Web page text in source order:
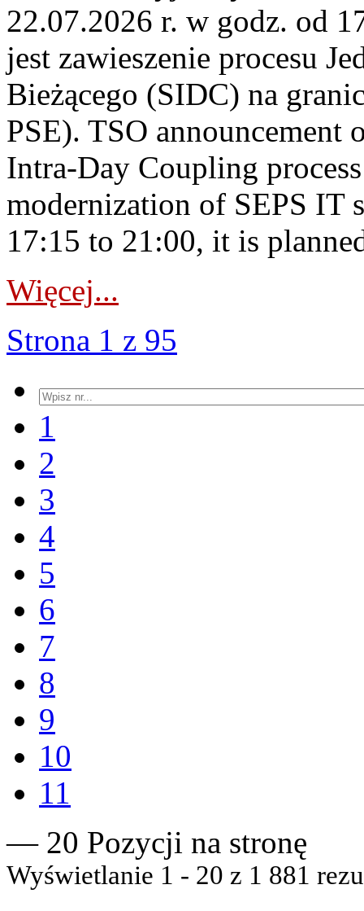
22.07.2026 r. w godz. od
jest zawieszenie procesu
Bieżącego (SIDC) na
PSE). TSO announcement
Intra-Day Coupling
modernization of SEPS IT
17:15 to 21:00, it is
Więcej...
Strona 1 z 95
1
2
3
4
5
6
7
8
9
10
11
— 20 Pozycji na stronę
Wyświetlanie 1 - 20 z 1 881